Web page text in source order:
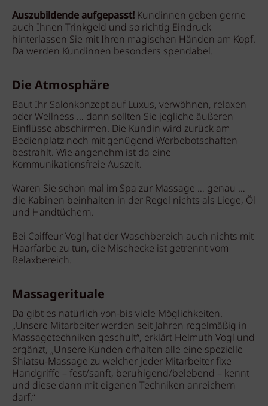
Auszubildende aufgepasst! Kundinnen geben gerne
auch Ihnen Trinkgeld und so richtig Eindruck
hinterlassen Sie mit Ihren magischen Händen am Kopf.
Da werden Kundinnen besonders spendabel.
Die Atmosphäre
Baut Ihr Salonkonzept auf Luxus, verwöhnen, relaxen
oder Wellness … dann sollten Sie jegliche äußeren
Einflüsse abschirmen. Die Kundin wird zurück am
Bedienplatz noch mit genügend Werbebotschaften
bestrahlt. Wie angenehm ist da eine
Kommunikationsfreie Auszeit.
Waren Sie schon mal im Spa zur Massage … genau …
die Kabinen beinhalten in der Regel nichts als Liege, Öl
und Handtüchern.
Bei Coiffeur Vogl hat der Waschbereich auch nichts mit
Haarfarbe zu tun, die Mischecke ist getrennt vom
Relaxbereich.
Massagerituale
Da gibt es natürlich von-bis viele Möglichkeiten.
„Unsere Mitarbeiter werden seit Jahren regelmäßig in
Massagetechniken geschult“, erklärt Helmuth Vogl und
ergänzt, „Unsere Kunden erhalten alle eine spezielle
Shiatsu-Massage zu welcher jeder Mitarbeiter fixe
Handgriffe – fest/sanft, beruhigend/belebend – kennt
und diese dann mit eigenen Techniken anreichern
darf.“